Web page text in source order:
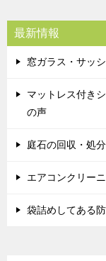
最新情報
窓ガラス・サッ
マットレス付き
の声
庭石の回収・処
エアコンクリー
袋詰めしてある